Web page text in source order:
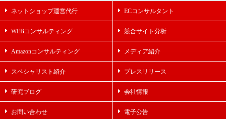
ネットショップ運営代行 ECコンサルタント
WEBコンサルティング 競合サイト分析
Amazonコンサルティング メディア紹介
スペシャリスト紹介 プレスリリース
研究ブログ 会社情報
お問い合わせ 電子公告